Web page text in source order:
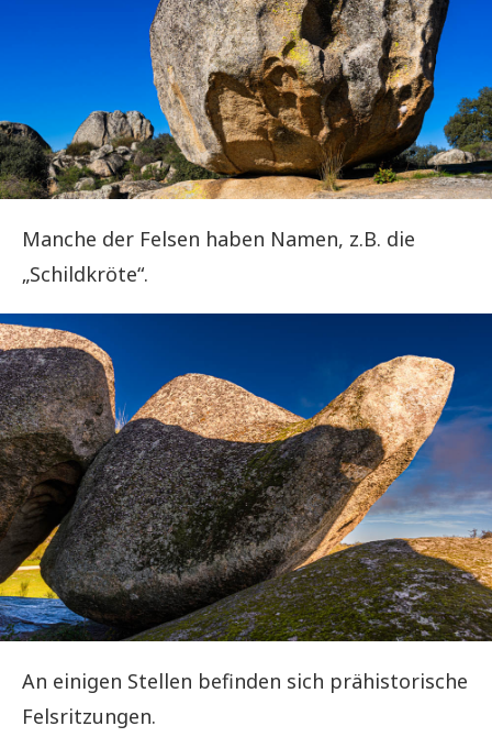
Manche der Felsen haben Namen, z.B. die
„Schildkröte“.
An einigen Stellen befinden sich prähistorische
Felsritzungen.